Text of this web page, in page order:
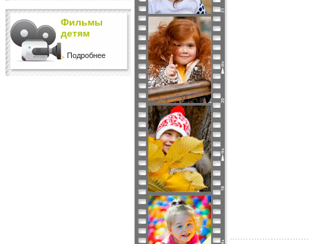
Фильмы
детям
Подробнее